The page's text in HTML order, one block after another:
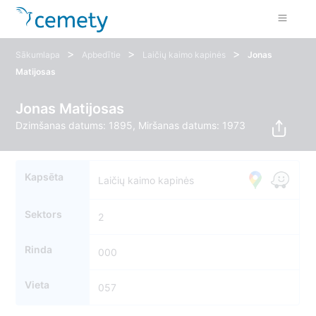
Sākumlapa > Apbedītie > Laičių kaimo kapinės >
Jonas
Matijosas
Jonas Matijosas
Dzimšanas datums: 1895, Miršanas datums: 1973
Kapsēta Laičių kaimo kapinės
Sektors 2
Rinda 000
Vieta 057